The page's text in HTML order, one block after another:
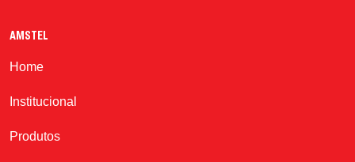
AMSTEL
Home
Institucional
Produtos